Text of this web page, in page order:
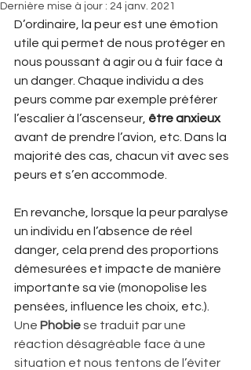
Dernière mise à jour : 24 janv. 2021
D’ordinaire, la peur est une émotion
utile qui permet de nous protéger en
nous poussant à agir ou à fuir face à
un danger. Chaque individu a des
peurs comme par exemple préférer
l’escalier à l’ascenseur, être anxieux
avant de prendre l’avion, etc. Dans la
majorité des cas, chacun vit avec ses
peurs et s’en accommode.
En revanche, lorsque la peur paralyse
un individu en l’absence de réel
danger, cela prend des proportions
démesurées et impacte de manière
importante sa vie (monopolise les
pensées, influence les choix, etc.).
Une Phobie se traduit par une
réaction désagréable face à une
situation et nous tentons de l’éviter